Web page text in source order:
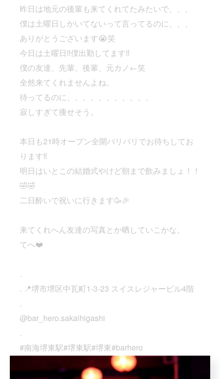
昨日は地元の後輩も来てくれてたみたいで、、、
僕は土曜日しかいてないって言ってるのに、、、
ありがとうございます😭笑
今日は土曜日‼️僕出勤してます‼️
僕の友達、先輩、後輩、元カノ←笑
全然来てくれませんよね。
待ってるのに、、、、、、、、、、、
寂しすぎて痩せそう。
本日も21時オープン全開バリバリでお待ちしてお
ります‼️
明日はいとこの結婚式やけど朝まで飲みましょ！！
🤣🤣
二日酔いで祝いに行きます🥳🎉
来てくれへん友達の写真とか晒していこかな。
てへ❤️
.
. 📍堺市堺区中瓦町1-3-23 スイスレジャービル4階
.
@bar_hero.sakaihigashi
.
#南海堺東駅#堺東駅#堺東#barhero
#堺東バー堺東飲みガシ飲み